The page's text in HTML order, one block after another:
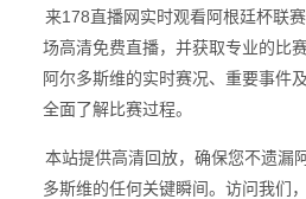
来178直播网实时观看阿根廷杯联
场高清免费直播，并获取专业的比
阿尔多斯维的实时赛况、重要事件
全面了解比赛过程。
本站提供高清回放，确保您不遗漏
多斯维的任何关键瞬间。访问我们